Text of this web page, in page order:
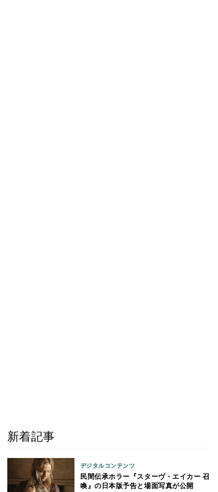
新着記事
デジタルコンテンツ
民間伝承ホラー『スターヴ・エイカー 召
喚』の日本版予告と場面写真が公開